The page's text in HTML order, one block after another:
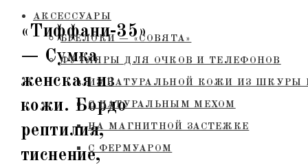
АКСЕССУАРЫ
БРЕЛОКИ — «СОВЯТА»
ФУТЛЯРЫ ДЛЯ ОЧКОВ И ТЕЛЕФОНОВ
ИЗ НАТУРАЛЬНОЙ КОЖИ ИЗ ШКУРЫ
С НАТУРАЛЬНЫМ МЕХОМ
НА МАГНИТНОЙ ЗАСТЕЖКЕ
С ФЕРМУАРОМ
«Тиффани-35»
— Сумка
женская из
кожи. Бордо
рептилия,
тиснение,